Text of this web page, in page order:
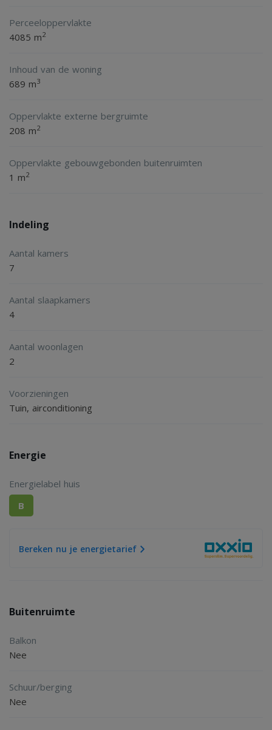
- 4 slaapkamers
- kunststofkozijnen met HR++ glas
- aanvaarding in onderling overleg
Perceeloppervlakte
4085 m2
Inhoud van de woning
689 m3
Oppervlakte externe bergruimte
208 m2
Oppervlakte gebouwgebonden buitenruimten
1 m2
Indeling
Aantal kamers
7
Aantal slaapkamers
4
Aantal woonlagen
2
Voorzieningen
Tuin, airconditioning
Energie
Energielabel huis
B
Bereken nu je energietarief
Buitenruimte
Balkon
Nee
Schuur/berging
Nee